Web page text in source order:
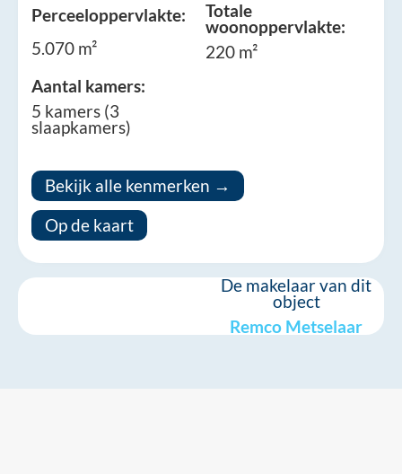
Perceeloppervlakte:
5.070 m²
Totale
woonoppervlakte:
220 m²
Aantal kamers:
5 kamers (3
slaapkamers)
Bekijk alle kenmerken →
Op de kaart
De makelaar van dit
object
Remco Metselaar